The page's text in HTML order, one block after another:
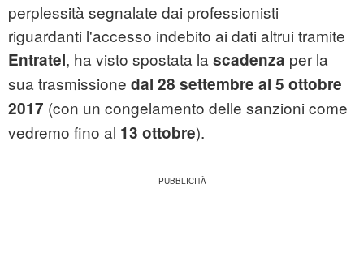
perplessità segnalate dai professionisti
riguardanti l'accesso indebito ai dati altrui tramite
Entratel, ha visto spostata la scadenza per la
sua trasmissione dal 28 settembre al 5 ottobre
2017 (con un congelamento delle sanzioni come
vedremo fino al 13 ottobre).